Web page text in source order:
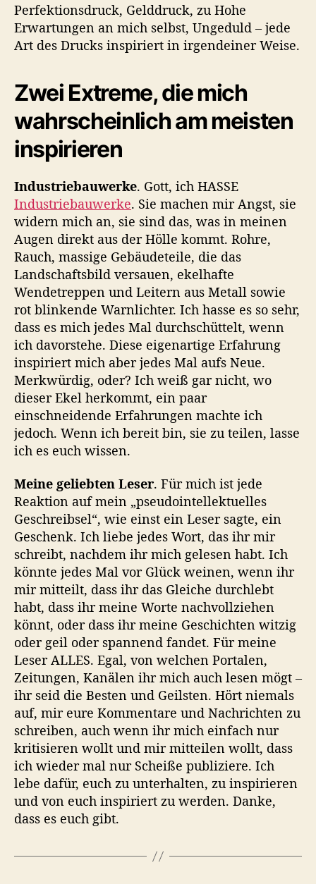
Perfektionsdruck, Gelddruck, zu Hohe
Erwartungen an mich selbst, Ungeduld – jede
Art des Drucks inspiriert in irgendeiner Weise.
Zwei Extreme, die mich
wahrscheinlich am meisten
inspirieren
Industriebauwerke. Gott, ich HASSE
Industriebauwerke. Sie machen mir Angst, sie
widern mich an, sie sind das, was in meinen
Augen direkt aus der Hölle kommt. Rohre,
Rauch, massige Gebäudeteile, die das
Landschaftsbild versauen, ekelhafte
Wendetreppen und Leitern aus Metall sowie
rot blinkende Warnlichter. Ich hasse es so sehr,
dass es mich jedes Mal durchschüttelt, wenn
ich davorstehe. Diese eigenartige Erfahrung
inspiriert mich aber jedes Mal aufs Neue.
Merkwürdig, oder? Ich weiß gar nicht, wo
dieser Ekel herkommt, ein paar
einschneidende Erfahrungen machte ich
jedoch. Wenn ich bereit bin, sie zu teilen, lasse
ich es euch wissen.
Meine geliebten Leser. Für mich ist jede
Reaktion auf mein „pseudointellektuelles
Geschreibsel“, wie einst ein Leser sagte, ein
Geschenk. Ich liebe jedes Wort, das ihr mir
schreibt, nachdem ihr mich gelesen habt. Ich
könnte jedes Mal vor Glück weinen, wenn ihr
mir mitteilt, dass ihr das Gleiche durchlebt
habt, dass ihr meine Worte nachvollziehen
könnt, oder dass ihr meine Geschichten witzig
oder geil oder spannend fandet. Für meine
Leser ALLES. Egal, von welchen Portalen,
Zeitungen, Kanälen ihr mich auch lesen mögt –
ihr seid die Besten und Geilsten. Hört niemals
auf, mir eure Kommentare und Nachrichten zu
schreiben, auch wenn ihr mich einfach nur
kritisieren wollt und mir mitteilen wollt, dass
ich wieder mal nur Scheiße publiziere. Ich
lebe dafür, euch zu unterhalten, zu inspirieren
und von euch inspiriert zu werden. Danke,
dass es euch gibt.